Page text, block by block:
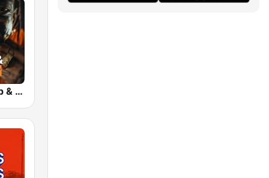
bigFM US Rap & Hip-Hop